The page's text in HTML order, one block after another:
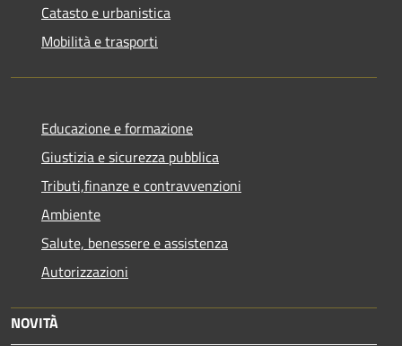
Catasto e urbanistica
Mobilità e trasporti
Educazione e formazione
Giustizia e sicurezza pubblica
Tributi,finanze e contravvenzioni
Ambiente
Salute, benessere e assistenza
Autorizzazioni
NOVITÀ